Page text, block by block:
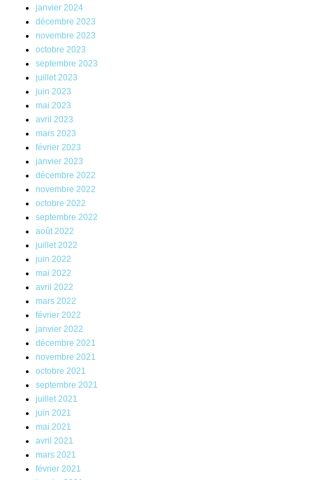
janvier 2024
décembre 2023
novembre 2023
octobre 2023
septembre 2023
juillet 2023
juin 2023
mai 2023
avril 2023
mars 2023
février 2023
janvier 2023
décembre 2022
novembre 2022
octobre 2022
septembre 2022
août 2022
juillet 2022
juin 2022
mai 2022
avril 2022
mars 2022
février 2022
janvier 2022
décembre 2021
novembre 2021
octobre 2021
septembre 2021
juillet 2021
juin 2021
mai 2021
avril 2021
mars 2021
février 2021